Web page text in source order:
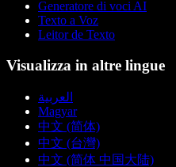
Generatore di voci AI
Texto a Voz
Leitor de Texto
Visualizza in altre lingue
العربية
Magyar
中文 (简体)
中文 (台灣)
中文 (简体 中国大陆)